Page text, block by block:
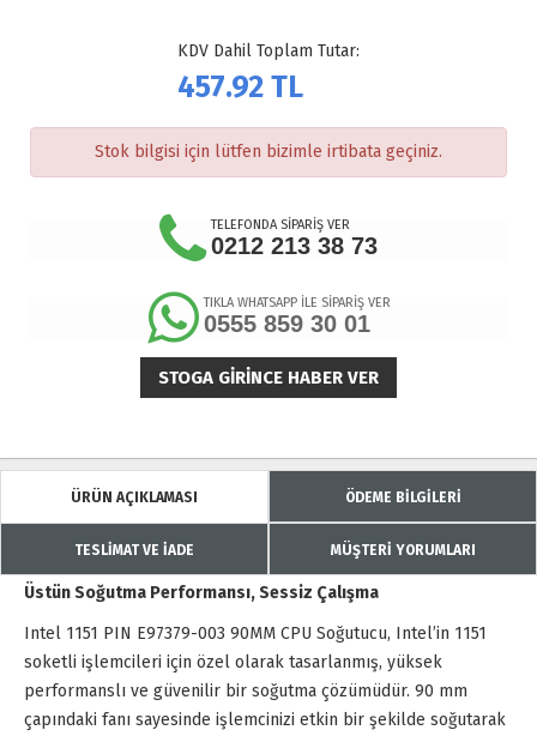
KDV Dahil Toplam Tutar:
457.92 TL
Stok bilgisi için lütfen bizimle irtibata geçiniz.
TELEFONDA SİPARİŞ VER
0212 213 38 73
TIKLA WHATSAPP İLE SİPARİŞ VER
0555 859 30 01
STOGA GIRINCE HABER VER
ÜRÜN AÇIKLAMASI ÖDEME BİLGİLERİ
TESLİMAT VE İADE MÜŞTERİ YORUMLARI
Üstün Soğutma Performansı, Sessiz Çalışma
Intel 1151 PIN E97379-003 90MM CPU Soğutucu, Intel’in 1151
soketli işlemcileri için özel olarak tasarlanmış, yüksek
performanslı ve güvenilir bir soğutma çözümüdür. 90 mm
çapındaki fanı sayesinde işlemcinizi etkin bir şekilde soğutarak